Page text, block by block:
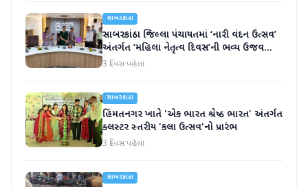
સાબરકાંઠા
સાબરકાંઠા જિલ્લા પંચાયતમાં ‘નારી વંદન ઉત્સવ’
અંતર્ગત ‘મહિલા નેતૃત્વ દિવસ’ની ભવ્ય ઉજવણી
કરાઈ
3 દિવસ પહેલા
સાબરકાંઠા
હિંમતનગર ખાતે 'એક ભારત શ્રેષ્ઠ ભારત' અંતર્ગત
ક્લસ્ટર સ્તરીય 'કલા ઉત્સવ'નો પ્રારંભ
3 દિવસ પહેલા
સાબરકાંઠા